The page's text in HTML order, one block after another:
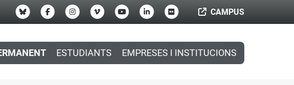
CAMPUS
ESTUDIANTS EMPRESES I INSTITUCIONS